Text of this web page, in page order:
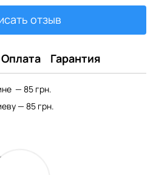
отзыв
Оплата Гарантия
— 85 грн.
— 85 грн.